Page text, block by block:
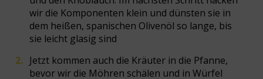
wir die Komponenten klein und dünsten sie in
dem heißen, spanischen Olivenöl so lange, bis
sie leicht glasig sind
Jetzt kommen auch die Kräuter in die Pfanne,
bevor wir die Möhren schälen und in Würfel